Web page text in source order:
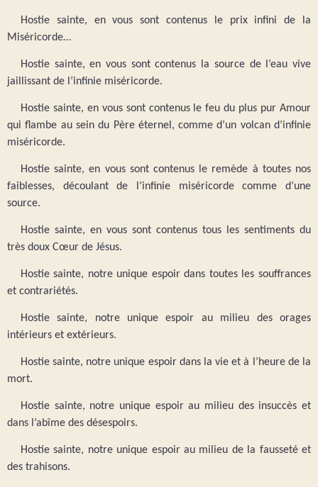
Hostie sainte, en vous sont contenus le prix infini de la
Miséricorde…
Hostie sainte, en vous sont contenus la source de l’eau vive
jaillissant de l’infinie miséricorde.
Hostie sainte, en vous sont contenus le feu du plus pur Amour
qui flambe au sein du Père éternel, comme d’un volcan d’infinie
miséricorde.
Hostie sainte, en vous sont contenus le remède à toutes nos
faiblesses, découlant de l’infinie miséricorde comme d’une
source.
Hostie sainte, en vous sont contenus tous les sentiments du
très doux Cœur de Jésus.
Hostie sainte, notre unique espoir dans toutes les souffrances
et contrariétés.
Hostie sainte, notre unique espoir au milieu des orages
intérieurs et extérieurs.
Hostie sainte, notre unique espoir dans la vie et à l’heure de la
mort.
Hostie sainte, notre unique espoir au milieu des insuccès et
dans l’abîme des désespoirs.
Hostie sainte, notre unique espoir au milieu de la fausseté et
des trahisons.